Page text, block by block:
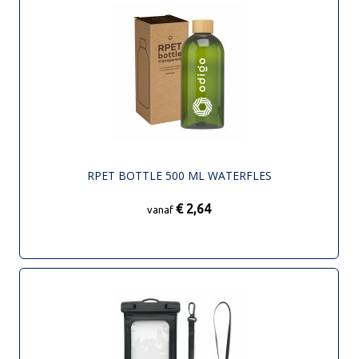
RPET BOTTLE 500 ML WATERFLES
vanaf € 2,64